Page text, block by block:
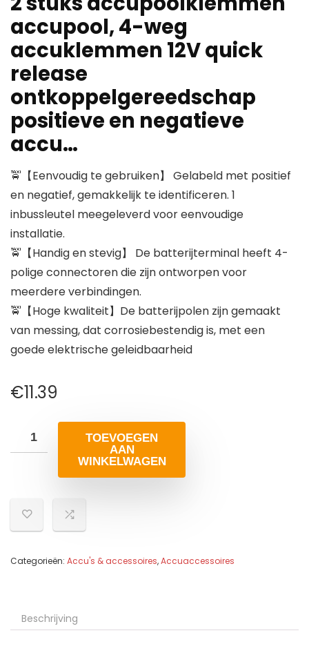
accupool, 4-weg
accuklemmen 12V quick
release
ontkoppelgereedschap
positieve en negatieve
accu…
🚖【Eenvoudig te gebruiken】 Gelabeld met positief
en negatief, gemakkelijk te identificeren. 1
inbussleutel meegeleverd voor eenvoudige
installatie.
🚖【Handig en stevig】 De batterijterminal heeft 4-
polige connectoren die zijn ontworpen voor
meerdere verbindingen.
🚖【Hoge kwaliteit】De batterijpolen zijn gemaakt
van messing, dat corrosiebestendig is, met een
goede elektrische geleidbaarheid
€11.39
TOEVOEGEN
AAN
WINKELWAGEN
Categorieën: Accu's & accessoires,Accuaccessoires
Beschrijving